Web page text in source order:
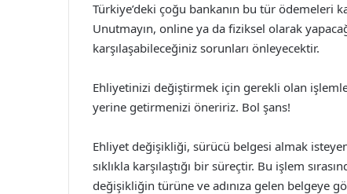
Türkiye’deki çoğu bankanın bu tür ödemeleri
Unutmayın, online ya da fiziksel olarak
karşılaşabileceğiniz sorunları önleyecektir.
Ehliyetinizi değiştirmek için gerekli olan
yerine getirmenizi öneririz. Bol şans!
Ehliyet değişikliği, sürücü belgesi almak
sıklıkla karşılaştığı bir süreçtir. Bu işlem
değişikliğin türüne ve adınıza gelen belgeye